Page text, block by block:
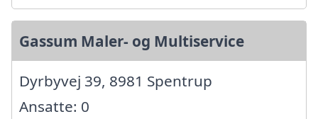
Gassum Maler- og Multiservice
Dyrbyvej 39, 8981 Spentrup
Ansatte: 0